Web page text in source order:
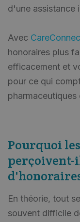
d'une assistance
Avec
honoraires plus
efficacement et
pour ce qui
pharmaceutiques
Pourquoi
perçoivent-
En théorie, tout
souvent difficile